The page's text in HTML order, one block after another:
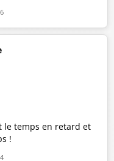
le temps en retard et
!